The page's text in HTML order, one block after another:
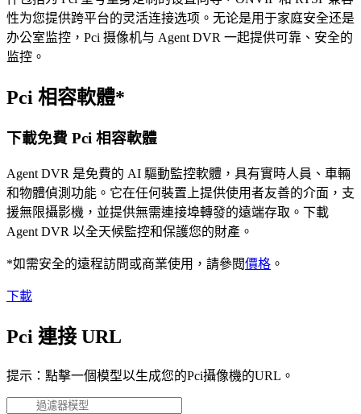
性为您提供跨平台的灵活连接选项。无论是用于家庭安全还是
办公室监控，Pci 摄像机与 Agent DVR 一起提供可靠、安全的
监控。
Pci 相容軟體*
下載免費 Pci 相容軟體
Agent DVR 是免費的 AI 驅動監控軟體，具有實時人員、車輛
和物體偵測功能。它在任何裝置上提供使用者友善的介面，支
援無限攝影機，並提供無需連接埠轉發的遠端存取。下載
Agent DVR 以全天候監控和保護您的財產。
*如需安全的遠程訪問或商業使用，請參閱價格 。
下載
Pci 連接 URL
提示：點擊一個模型以生成您的Pci攝像機的URL。